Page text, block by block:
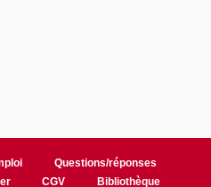
Questions/réponses
CGV Bibliothèque